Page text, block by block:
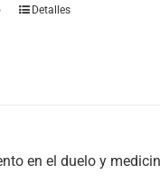
Detalles
en el duelo y